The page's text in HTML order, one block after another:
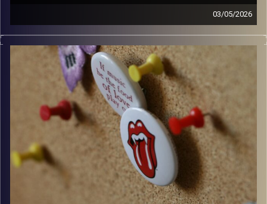
03/05/2026
קלאסיקות רוק עם אורן הוף.
włodi